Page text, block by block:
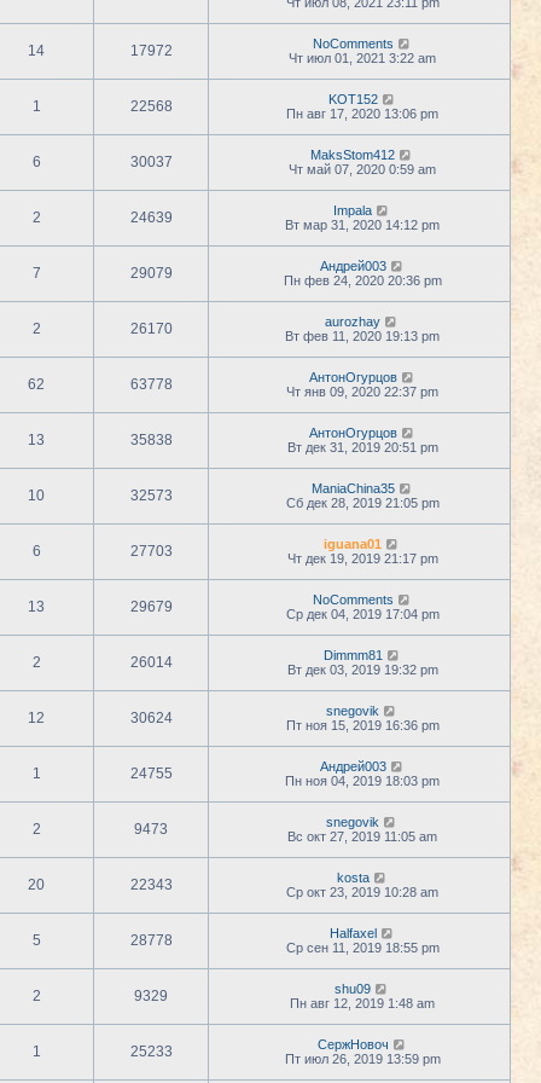
14 17972
NoComments
Чт июл 01, 2021 3:22 am
1 22568
KOT152
Пн авг 17, 2020 13:06 pm
6 30037
MaksStom412
Чт май 07, 2020 0:59 am
2 24639
Impala
Вт мар 31, 2020 14:12 pm
7 29079
Андрей003
Пн фев 24, 2020 20:36 pm
2 26170
aurozhay
Вт фев 11, 2020 19:13 pm
62 63778
АнтонОгурцов
Чт янв 09, 2020 22:37 pm
13 35838
АнтонОгурцов
Вт дек 31, 2019 20:51 pm
10 32573
ManiaChina35
Сб дек 28, 2019 21:05 pm
6 27703
iguana01
Чт дек 19, 2019 21:17 pm
13 29679
NoComments
Ср дек 04, 2019 17:04 pm
2 26014
Dimmm81
Вт дек 03, 2019 19:32 pm
12 30624
snegovik
Пт ноя 15, 2019 16:36 pm
1 24755
Андрей003
Пн ноя 04, 2019 18:03 pm
2 9473
snegovik
Вс окт 27, 2019 11:05 am
20 22343
kosta
Ср окт 23, 2019 10:28 am
5 28778
Halfaxel
Ср сен 11, 2019 18:55 pm
2 9329
shu09
Пн авг 12, 2019 1:48 am
1 25233
СержНовоч
Пт июл 26, 2019 13:59 pm